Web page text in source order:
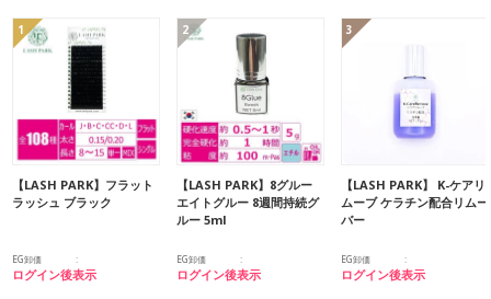
1
【LASH PARK】フラット
ラッシュ ブラック
EG卸価
ログイン後表示
2
【LASH PARK】8グルー
エイトグルー 8週間持続グ
ルー 5ml
EG卸価
ログイン後表示
3
【LASH PARK】 K-ケアリ
ムーブ ケラチン配合リムー
バー
EG卸価
ログイン後表示